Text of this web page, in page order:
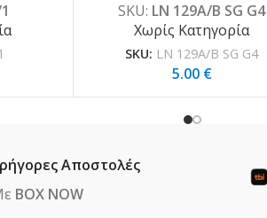
SKU: LN 129A/B SG G4
Χωρίς Κατηγορία
SKU: LN 129A/B SG G4
5.00 €
Αποστολές
BOX NOW